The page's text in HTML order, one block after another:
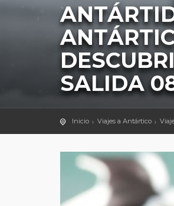
SALIDA
Inicio Viajes a Antártico